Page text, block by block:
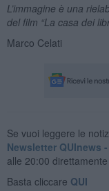
L’immagine è una
del film “La casa dei
Marco Celati
Se vuoi leggere le
Newsletter QUInews
alle 20:00
Basta cliccare QUI